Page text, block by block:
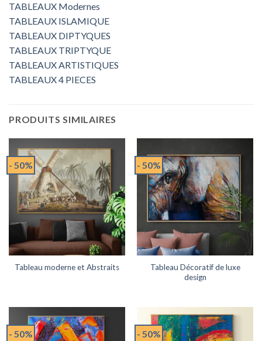
TABLEAUX Modernes
TABLEAUX ISLAMIQUE
TABLEAUX DIPTYQUES
TABLEAUX TRIPTYQUE
TABLEAUX ARTISTIQUES
TABLEAUX 4 PIECES
PRODUITS SIMILAIRES
- 50%
Tableau moderne et Abstraits
- 50%
Tableau Décoratif de luxe
design
- 50% - 50%